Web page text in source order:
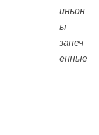
иньон
ы
запеч
енные